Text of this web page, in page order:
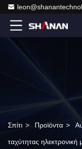
Σπίτι > Προϊόντα >
ταχύτητας